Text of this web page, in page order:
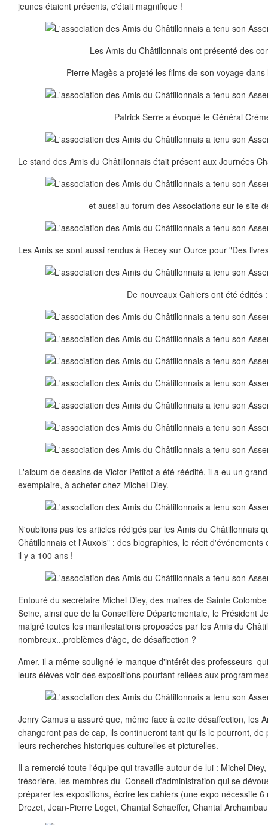
jeunes étaient présents, c'était magnifique !
Les Amis du Châtillonnais ont présenté des
Pierre Magès a projeté les films de son voyage
Patrick Serre a évoqué le Général
Le stand des Amis du Châtillonnais était présent aux Journées
et aussi au forum des Associations sur le site
Les Amis se sont aussi rendus à Recey sur Ource pour "Des
De nouveaux Cahiers ont été édités :
L'album de dessins de Victor Petitot a été réédité, il a eu un
exemplaire, à acheter chez Michel Diey.
N'oublions pas les articles rédigés par les Amis du Châtillonnais
Châtillonnais et l'Auxois" : des biographies, le récit d'événements
il y a 100 ans !
Entouré du secrétaire Michel Diey, des maires de Sainte
Seine, ainsi que de la Conseillère Départementale, le Président
malgré toutes les manifestations proposées par les Amis du
nombreux...problèmes d'âge, de désaffection ?
Amer, il a même souligné le manque d'intérêt des professeurs
leurs élèves voir des expositions pourtant reliées aux
Jenry Camus a assuré que, même face à cette désaffection, les
changeront pas de cap, ils continueront tant qu'ils le pourront, de
leurs recherches historiques culturelles et picturelles.
Il a remercié toute l'équipe qui travaille autour de lui : Michel
trésorière, les membres du Conseil d'administration qui se
préparer les expositions, écrire les cahiers (une expo nécessite
Drezet, Jean-Pierre Loget, Chantal Schaeffer, Chantal